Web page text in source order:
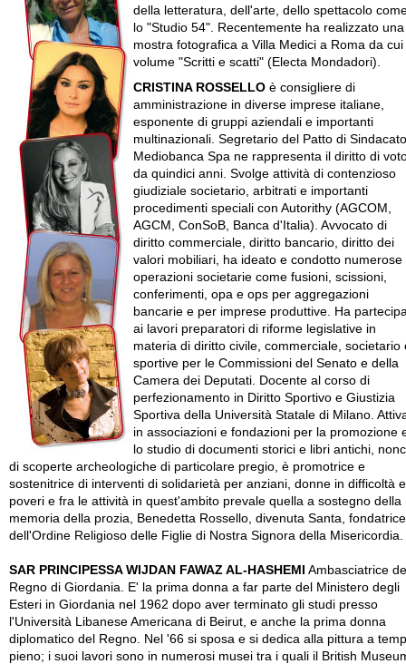
della letteratura, dell'arte, dello spettacolo
lo "Studio 54". Recentemente ha realizzato una
mostra fotografica a Villa Medici a Roma da cui
volume "Scritti e scatti" (Electa Mondadori).
CRISTINA ROSSELLO è consigliere di
amministrazione in diverse imprese italiane,
esponente di gruppi aziendali e importanti
multinazionali. Segretario del Patto di
Mediobanca Spa ne rappresenta il diritto di
da quindici anni. Svolge attività di contenzioso
giudiziale societario, arbitrati e importanti
procedimenti speciali con Autorithy (AGCOM,
AGCM, ConSoB, Banca d'Italia). Avvocato di
diritto commerciale, diritto bancario, diritto dei
valori mobiliari, ha ideato e condotto numerose
operazioni societarie come fusioni, scissioni,
conferimenti, opa e ops per aggregazioni
bancarie e per imprese produttive. Ha
ai lavori preparatori di riforme legislative in
materia di diritto civile, commerciale, societario
sportive per le Commissioni del Senato e della
Camera dei Deputati. Docente al corso di
perfezionamento in Diritto Sportivo e Giustizia
Sportiva della Università Statale di Milano.
in associazioni e fondazioni per la promozione
lo studio di documenti storici e libri antichi,
di scoperte archeologiche di particolare pregio, è promotrice e
sostenitrice di interventi di solidarietà per anziani, donne in difficoltà e
poveri e fra le attività in quest'ambito prevale quella a sostegno della
memoria della prozia, Benedetta Rossello, divenuta Santa, fondatrice
dell'Ordine Religioso delle Figlie di Nostra Signora della Misericordia.
SAR PRINCIPESSA WIJDAN FAWAZ AL-HASHEMI
Ambasciatrice
Regno di Giordania. E' la prima donna a far parte del Ministero degli
Esteri in Giordania nel 1962 dopo aver terminato gli studi presso
l'Università Libanese Americana di Beirut, e anche la prima donna
diplomatico del Regno. Nel '66 si sposa e si dedica alla pittura a
pieno; i suoi lavori sono in numerosi musei tra i quali il British